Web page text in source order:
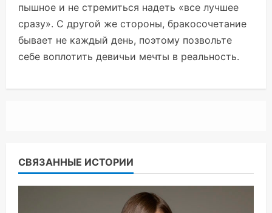
пышное и не стремиться надеть «все лучшее
сразу». С другой же стороны, бракосочетание
бывает не каждый день, поэтому позвольте
себе воплотить девичьи мечты в реальность.
СВЯЗАННЫЕ ИСТОРИИ